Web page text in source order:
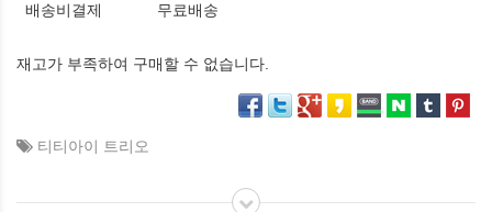
배송비결제 무료배송
재고가 부족하여 구매할 수 없습니다.
티티아이 트리오